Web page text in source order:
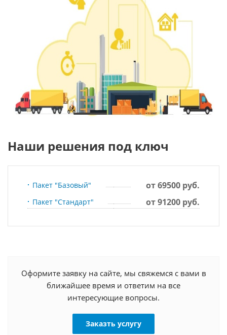
Наши решения под ключ
Пакет "Базовый" от 69500 руб.
Пакет "Стандарт" от 91200 руб.
Оформите заявку на сайте, мы свяжемся с вами в
ближайшее время и ответим на все
интересующие вопросы.
Заказть услугу